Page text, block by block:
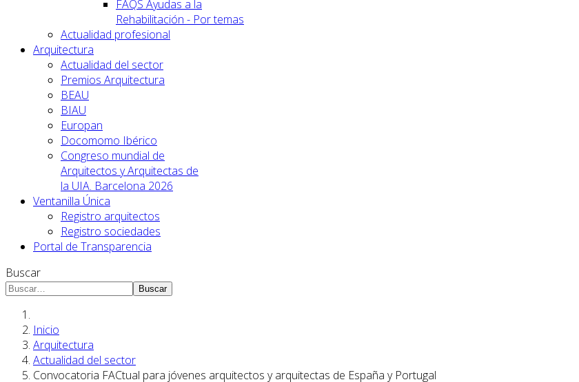
FAQS Ayudas a la
Rehabilitación - Por temas
Actualidad profesional
Arquitectura
Actualidad del sector
Premios Arquitectura
BEAU
BIAU
Europan
Docomomo Ibérico
Congreso mundial de
Arquitectos y Arquitectas de
la UIA. Barcelona 2026
Ventanilla Única
Registro arquitectos
Registro sociedades
Portal de Transparencia
Buscar
Buscar
Inicio
Arquitectura
Actualidad del sector
Convocatoria FACtual para jóvenes arquitectos y arquitectas de España y Portugal